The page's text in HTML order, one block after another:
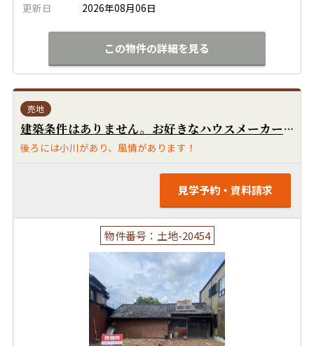
更新日
2026年08月06日
この物件の詳細を見る
売地
建築条件はありません。お好きなハウスメーカーで建築できます！南道路で陽当り良好です！JR久大本線「田主丸」駅徒歩10分です！Aコープ徒歩10分、ドラッグコスモス徒歩8分です！ザ・ビッグやラ・ムーも近くです！福岡銀行や筑邦銀行は徒歩4分です！田主丸小徒歩7分、田主丸中徒歩8分です！「田主丸中央」バス停まで徒歩4分で便利です！
後ろには小川があり、風情があります！
見学予約・資料請求
物件番号：土地-20454